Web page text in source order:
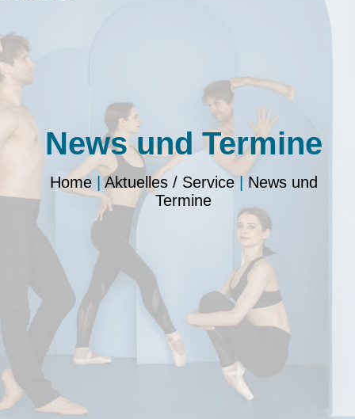
News und Termine
Home|Aktuelles / Service| News und
Termine